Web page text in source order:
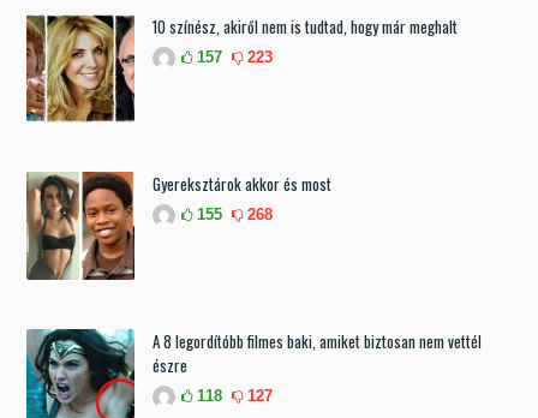
10 színész, akiről nem is tudtad, hogy már meghalt
157 223
Gyereksztárok akkor és most
155 268
A 8 legordítóbb filmes baki, amiket biztosan nem vettél
észre
118 127